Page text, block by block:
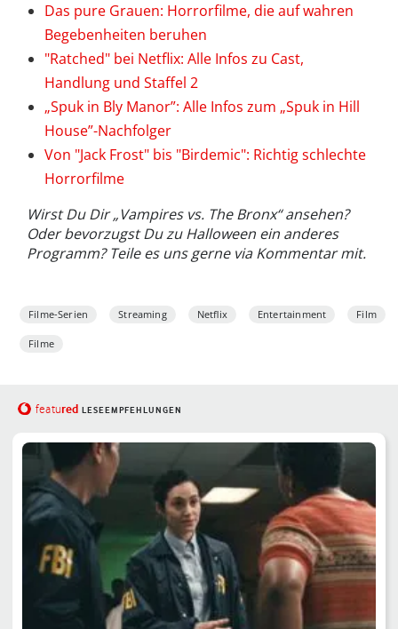
Das pure Grauen: Horrorfilme, die auf wahren
Begebenheiten beruhen
"Ratched" bei Netflix: Alle Infos zu Cast,
Handlung und Staffel 2
„Spuk in Bly Manor”: Alle Infos zum „Spuk in Hill
House”-Nachfolger
Von "Jack Frost" bis "Birdemic": Richtig schlechte
Horrorfilme
Wirst Du Dir „Vampires vs. The Bronx“ ansehen?
Oder bevorzugst Du zu Halloween ein anderes
Programm? Teile es uns gerne via Kommentar mit.
Filme-Serien Streaming Netflix Entertainment Film
Filme
featured LESEEMPFEHLUNGEN